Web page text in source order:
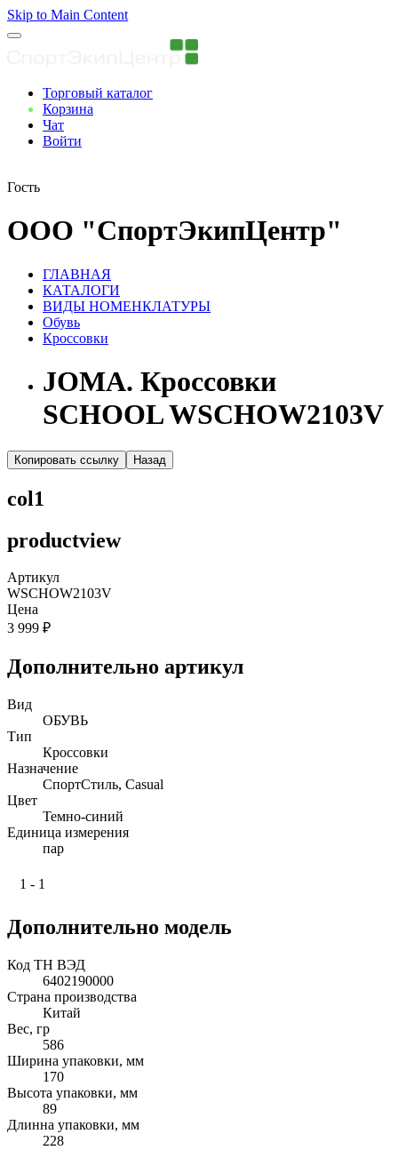
Skip to Main Content
Торговый каталог
Корзина
Чат
Войти
Гость
ООО "СпортЭкипЦентр"
ГЛАВНАЯ
КАТАЛОГИ
ВИДЫ НОМЕНКЛАТУРЫ
Обувь
Кроссовки
JOMA. Кроссовки
SCHOOL WSCHOW2103V
Копировать ссылку Назад
col1
productview
Артикул
WSCHOW2103V
Цена
3 999 ₽
Дополнительно артикул
Вид
ОБУВЬ
Тип
Кроссовки
Назначение
СпортСтиль, Casual
Цвет
Темно-синий
Единица измерения
пар
1 - 1
Дополнительно модель
Код ТН ВЭД
6402190000
Страна производства
Китай
Вес, гр
586
Ширина упаковки, мм
170
Высота упаковки, мм
89
Длинна упаковки, мм
228